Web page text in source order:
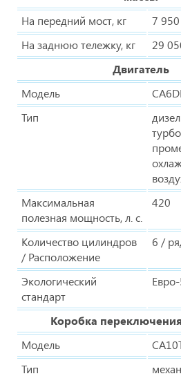
На передний мост, кг
7 950
На заднюю тележку, кг
29
Двигатель
Модель
Тип
Максимальная
полезная мощность, л. с.
420
Количество цилиндров
/ Расположение
6 /
Экологический
стандарт
Коробка
Модель
Тип